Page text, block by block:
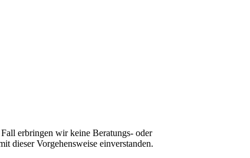
erbringen wir keine Beratungs- oder
dieser Vorgehensweise einverstanden.